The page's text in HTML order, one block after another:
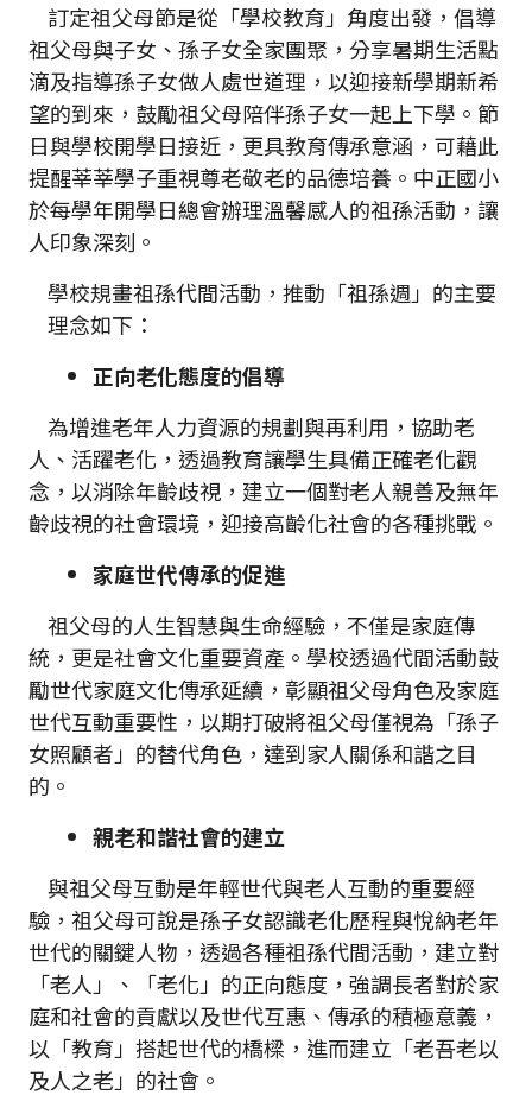
訂定祖父母節是從「學校教育」角度出發，倡導
祖父母與子女、孫子女全家團聚，分享暑期生活點
滴及指導孫子女做人處世道理，以迎接新學期新希
望的到來，鼓勵祖父母陪伴孫子女一起上下學。節
日與學校開學日接近，更具教育傳承意涵，可藉此
提醒莘莘學子重視尊老敬老的品德培養。中正國小
於每學年開學日總會辦理溫馨感人的祖孫活動，讓
人印象深刻。
學校規畫祖孫代間活動，推動「祖孫週」的主要
理念如下：
正向老化態度的倡導
為增進老年人力資源的規劃與再利用，協助老
人、活躍老化，透過教育讓學生具備正確老化觀
念，以消除年齡歧視，建立一個對老人親善及無年
齡歧視的社會環境，迎接高齡化社會的各種挑戰。
家庭世代傳承的促進
祖父母的人生智慧與生命經驗，不僅是家庭傳
統，更是社會文化重要資產。學校透過代間活動鼓
勵世代家庭文化傳承延續，彰顯祖父母角色及家庭
世代互動重要性，以期打破將祖父母僅視為「孫子
女照顧者」的替代角色，達到家人關係和諧之目
的。
親老和諧社會的建立
與祖父母互動是年輕世代與老人互動的重要經
驗，祖父母可說是孫子女認識老化歷程與悅納老年
世代的關鍵人物，透過各種祖孫代間活動，建立對
「老人」、「老化」的正向態度，強調長者對於家
庭和社會的貢獻以及世代互惠、傳承的積極意義，
以「教育」搭起世代的橋樑，進而建立「老吾老以
及人之老」的社會。